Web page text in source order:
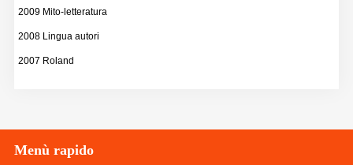
2009 Mito-letteratura
2008 Lingua autori
2007 Roland
Menù rapido